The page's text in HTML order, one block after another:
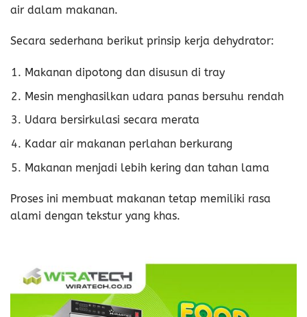
air dalam makanan.
Secara sederhana berikut prinsip kerja dehydrator:
Makanan dipotong dan disusun di tray
Mesin menghasilkan udara panas bersuhu rendah
Udara bersirkulasi secara merata
Kadar air makanan perlahan berkurang
Makanan menjadi lebih kering dan tahan lama
Proses ini membuat makanan tetap memiliki rasa
alami dengan tekstur yang khas.